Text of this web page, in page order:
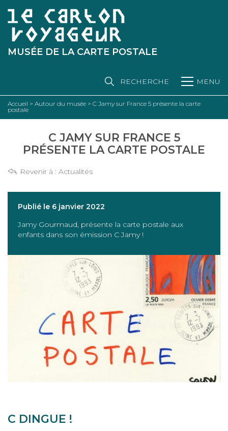
MUSÉE DE LA CARTE POSTALE
RECHERCHE MENU
Accueil > Autour du musée > C Jamy sur France 5 présente la carte
postale
C JAMY SUR FRANCE 5
PRÉSENTE LA CARTE POSTALE
Revenir à : Actualités
Publié le 6 janvier 2022
Jamy Gourmaud, présente la carte postale aux
enfants dans son émission C Jamy !
C DINGUE !